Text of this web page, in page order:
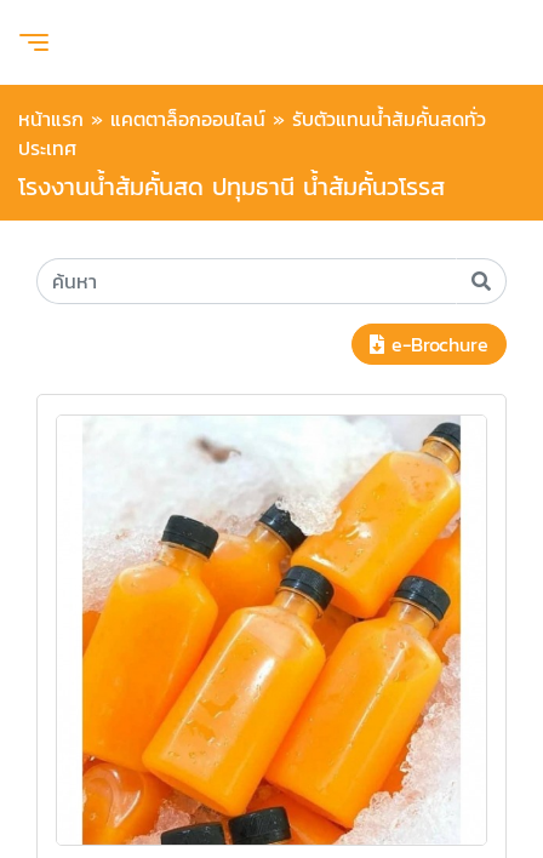
หน้าแรก » แคตตาล็อกออนไลน์ » รับตัวแทนน้ำส้มคั้นสดทั่ว
ประเทศ
โรงงานน้ำส้มคั้นสด ปทุมธานี น้ำส้มคั้นวโรรส
e-Brochure